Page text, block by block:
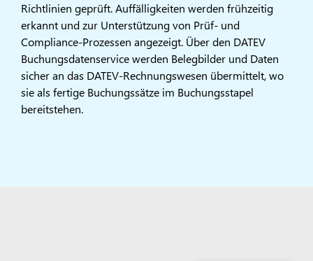
Richtlinien geprüft. Auffälligkeiten werden frühzeitig
erkannt und zur Unterstützung von Prüf- und
Compliance-Prozessen angezeigt. Über den DATEV
Buchungsdatenservice werden Belegbilder und Daten
sicher an das DATEV-Rechnungswesen übermittelt, wo
sie als fertige Buchungssätze im Buchungsstapel
bereitstehen.